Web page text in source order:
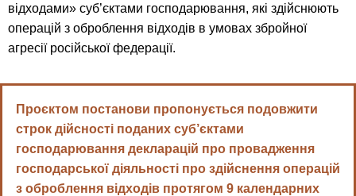
відходами» суб’єктами господарювання, які здійснюють
операцій з оброблення відходів в умовах збройної
агресії російської федерації.
Проєктом постанови пропонується подовжити
строк дійсності поданих суб’єктами
господарювання декларацій про провадження
господарської діяльності про здійснення операцій
з оброблення відходів протягом 9 календарних